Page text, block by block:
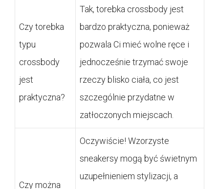
Czy torebka
typu
crossbody
jest
praktyczna?
Tak, torebka crossbody jest
bardzo praktyczna, ponieważ
pozwala Ci mieć wolne ręce i
jednocześnie trzymać swoje
rzeczy blisko ciała, co jest
szczególnie przydatne w
zatłoczonych miejscach.
Czy można
Oczywiście! Wzorzyste
sneakersy mogą być świetnym
uzupełnieniem stylizacji, a